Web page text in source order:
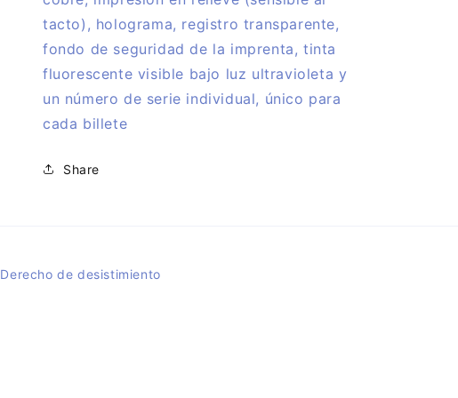
2025
versión
anIversary
versión
anIversary
tacto), holograma, registro transparente,
fondo de seguridad de la imprenta, tinta
fluorescente visible bajo luz ultravioleta y
un número de serie individual, único para
cada billete
Share
Derecho de desistimiento